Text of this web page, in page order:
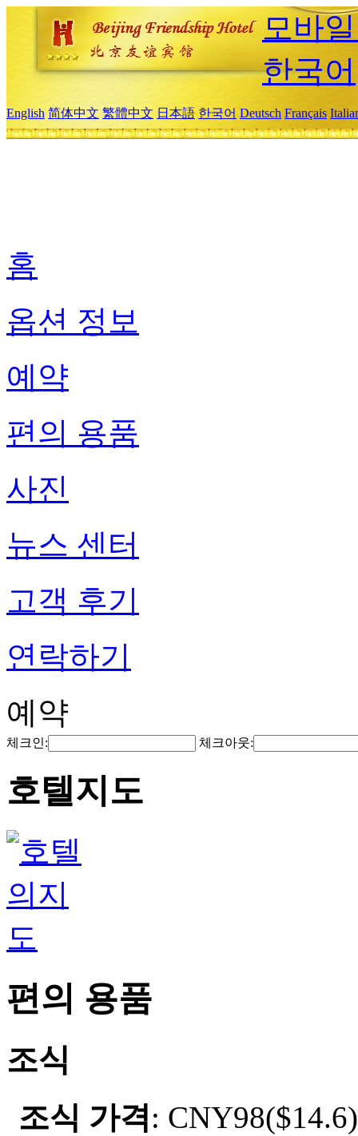
모바
한국어
English 简体中文 繁體中文 日本語 한국어 Deutsch Français
홈
옵션 정보
예약
편의 용품
사진
뉴스 센터
고객 후기
연락하기
예약
체크인: 체크아웃:
호텔지도
편의 용품
조식
조식 가격: